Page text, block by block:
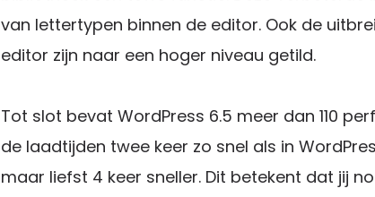
van lettertypen binnen de editor. Ook de
editor zijn naar een hoger niveau getild.
Tot slot bevat WordPress 6.5 meer dan 110
de laadtijden twee keer zo snel als in
maar liefst 4 keer sneller. Dit betekent dat jij